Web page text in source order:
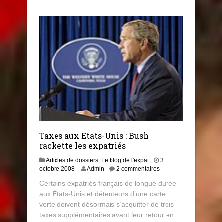
Taxes aux Etats-Unis : Bush
rackette les expatriés
Articles de dossiers, Le blog de l'expat
3
octobre 20088
u
i
l
l
Admin 2 commentaires
Certains expatriés français de longue durée
aux États-Unis et détenteurs d’une carte
verte doivent désormais s’acquitter de trois
taxes supplémentaires avant leur retour en